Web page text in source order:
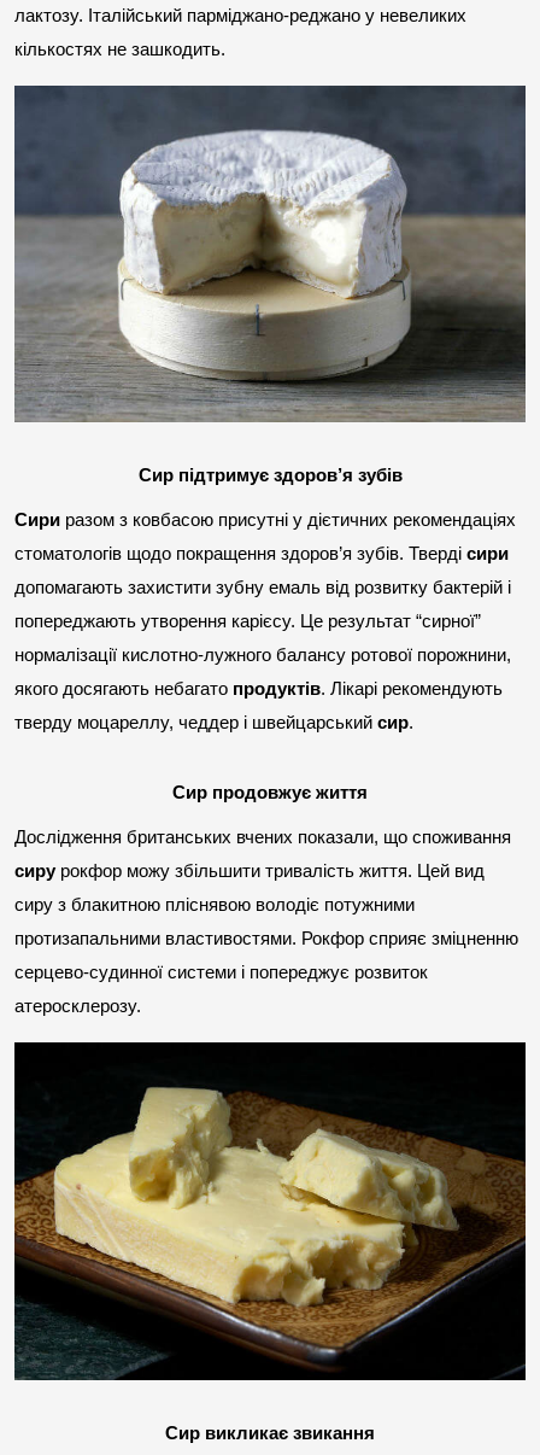
лактозу. Італійський парміджано-реджано у невеликих
кількостях не зашкодить.
Сир підтримує здоров’я зубів
Сири разом з ковбасою присутні у дієтичних рекомендаціях
стоматологів щодо покращення здоров’я зубів. Тверді сири
допомагають захистити зубну емаль від розвитку бактерій і
попереджають утворення карієсу. Це результат “сирної”
нормалізації кислотно-лужного балансу ротової порожнини,
якого досягають небагато продуктів. Лікарі рекомендують
тверду моцареллу, чеддер і швейцарський сир.
Сир продовжує життя
сиру рокфор можу збільшити тривалість життя. Цей вид
сиру з блакитною пліснявою володіє потужними
протизапальними властивостями. Рокфор сприяє зміцненню
серцево-судинної системи і попереджує розвиток
атеросклерозу.
Сир викликає звикання